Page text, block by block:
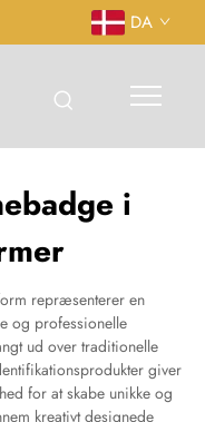
DA
i
repræsenterer en
og professionelle
ud over traditionelle
giver
for at skabe unikke og
kreativt designede